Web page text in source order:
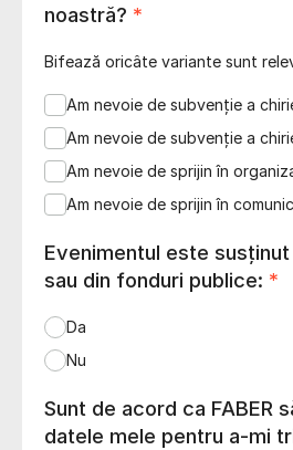
noastră? *
Bifează oricâte variante sunt
Am nevoie de subvenție a
Am nevoie de subvenție a
Am nevoie de sprijin în
Am nevoie de sprijin în
Evenimentul este
sau din fonduri publice: *
Da
Nu
Sunt de acord ca FABER
datele mele pentru a-mi